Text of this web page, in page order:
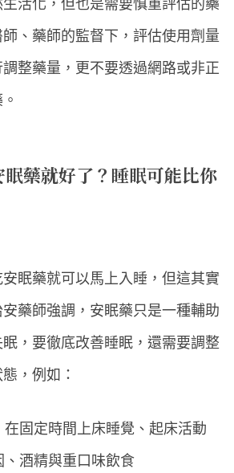
活化，但也是需要慎重評估的藥
、藥師的監督下，評估使用劑量
整藥量，更不要透過網路或非正
藥就好了？睡眠可能比你
眠藥就可以馬上入睡，但這其實
藥師強調，安眠藥只是一種輔助
，要徹底改善睡眠，還需要調整
，例如：
在固定時間上床睡覺、起床活動
、酒精與重口味飲食